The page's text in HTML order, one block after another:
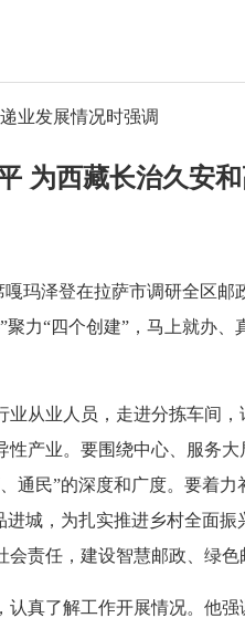
业发展情况时强调
为西藏长治久安
玛泽登在拉萨市调研全区
力“四个创建”，马上就办
从业人员，走进分拣车间
产业。要围绕中心、服务
通民”的深度和广度。要着
城，为扎实推进乡村全面
责任，建设智慧邮政、绿色
真了解工作开展情况。他